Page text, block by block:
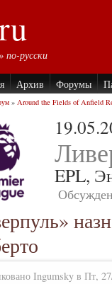
по-русски
Архив Форумы
» Around the Fields of Anfield
EPL,
Ingumsky в Пт,